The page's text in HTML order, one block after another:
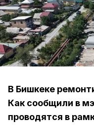
В Бишкеке
Как сообщили в
проводятся в